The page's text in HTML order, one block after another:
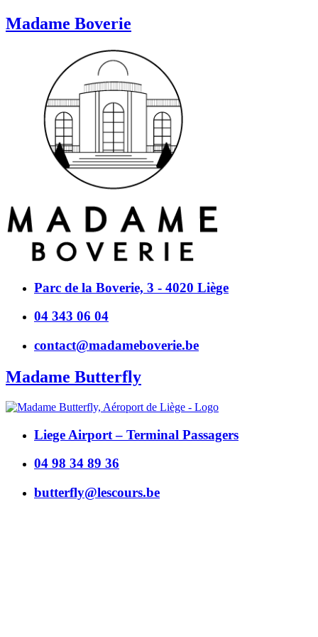
Madame Boverie
Parc de la Boverie, 3 - 4020 Liège
04 343 06 04
contact@madameboverie.be
Madame Butterfly
Liege Airport – Terminal Passagers
04 98 34 89 36
butterfly@lescours.be